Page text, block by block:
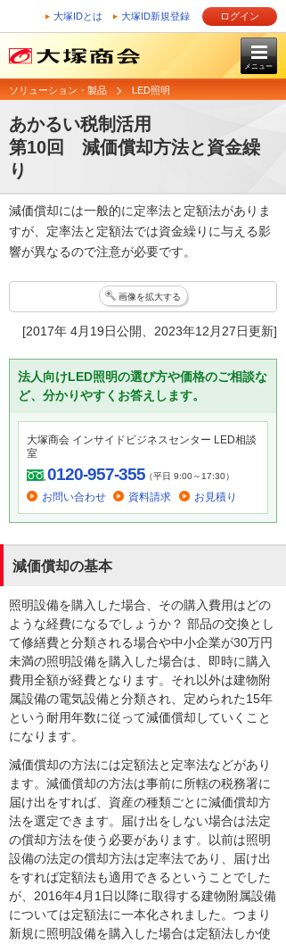
大塚IDとは 大塚ID新規登録 ログイン
メニュー
ソリューション・製品 LED照明
あかるい税制活用
第10回 減価償却方法と資金繰
り
減価償却には一般的に定率法と定額法がありま
すが、定率法と定額法では資金繰りに与える影
響が異なるので注意が必要です。
画像を拡大する
[2017年 4月19日公開、2023年12月27日更新]
法人向けLED照明の選び方や価格のご相談な
ど、分かりやすくお答えします。
大塚商会 インサイドビジネスセンター LED相談
室
0120-957-355（平日 9:00～17:30）
お問い合わせ 資料請求 お見積り
減価償却の基本
照明設備を購入した場合、その購入費用はどの
ような経費になるでしょうか？ 部品の交換とし
て修繕費と分類される場合や中小企業が30万円
未満の照明設備を購入した場合は、即時に購入
費用全額が経費となります。それ以外は建物附
属設備の電気設備と分類され、定められた15年
という耐用年数に従って減価償却していくこと
になります。
減価償却の方法には定額法と定率法などがあり
ます。減価償却の方法は事前に所轄の税務署に
届け出をすれば、資産の種類ごとに減価償却方
法を選定できます。届け出をしない場合は法定
の償却方法を使う必要があります。以前は照明
設備の法定の償却方法は定率法であり、届け出
をすれば定額法も適用できるということでした
が、2016年4月1日以降に取得する建物附属設備
については定額法に一本化されました。つまり
新規に照明設備を購入した場合は定額法しか使